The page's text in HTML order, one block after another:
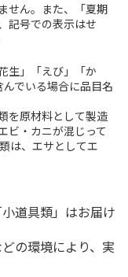
せん。また、「夏期
記号での表示はせ
生」「えび」「か
でいる場合に品目名
を原材料として製造
ビ・カニが混じって
は、エサとしてエ
道具類」はお届け
の環境により、実